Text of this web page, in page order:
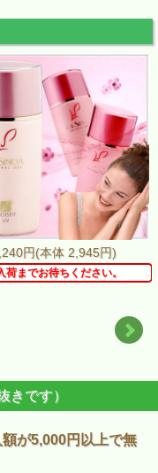
円(本体 2,945円)
荷までお待ちください。
きです）
が5,000円以上で無